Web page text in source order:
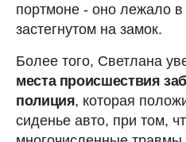
портмоне - оно лежало в
застегнутом на замок.
Более того, Светлана
места происшествия
полиция, которая
сиденье авто, при том,